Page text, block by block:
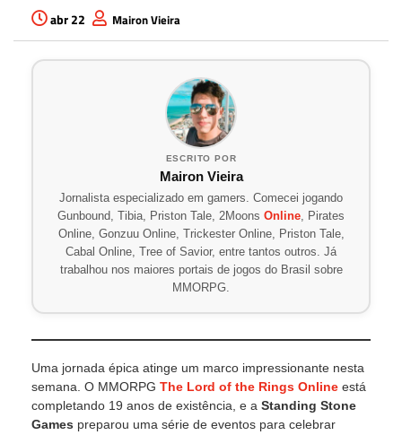
abr 22 Mairon Vieira
ESCRITO POR
Mairon Vieira
Jornalista especializado em gamers. Comecei jogando
Gunbound, Tibia, Priston Tale, 2Moons Online , Pirates
Online, Gonzuu Online, Trickester Online, Priston Tale,
Cabal Online, Tree of Savior, entre tantos outros. Já
trabalhou nos maiores portais de jogos do Brasil sobre
MMORPG.
Uma jornada épica atinge um marco impressionante nesta
semana. O MMORPG The Lord of the Rings Online está
completando 19 anos de existência, e a Standing Stone
Games preparou uma série de eventos para celebrar